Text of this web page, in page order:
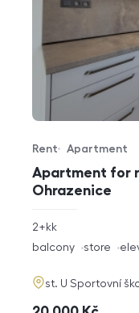
Apartment for
Ohrazenice
Offer type
Rent
Property type
Apartment
rozměry
disposition
2+kk
funkce
balcony store
adresa
st. U Sportovní